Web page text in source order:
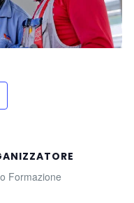
Formazione